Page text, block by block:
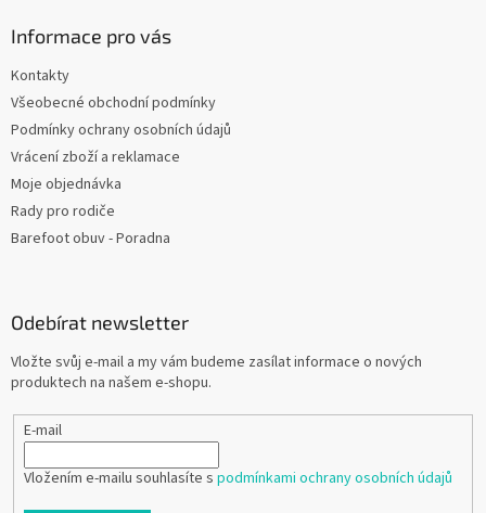
Informace pro vás
Kontakty
Všeobecné obchodní podmínky
Podmínky ochrany osobních údajů
Vrácení zboží a reklamace
Moje objednávka
Rady pro rodiče
Barefoot obuv - Poradna
Odebírat newsletter
Vložte svůj e-mail a my vám budeme zasílat informace o nových
produktech na našem e-shopu.
E-mail
Vložením e-mailu souhlasíte s podmínkami ochrany osobních údajů